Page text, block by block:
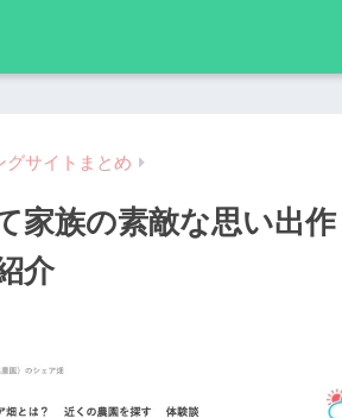
グサイトまとめ
家族の素敵な思い出
介